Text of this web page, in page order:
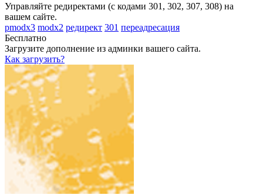
Управляйте редиректами (с кодами 301, 302, 307, 308) на
вашем сайте.
рmodx3 modx2 редирект 301 переадресация
Бесплатно
Загрузите дополнение из админки вашего сайта.
Как загрузить?